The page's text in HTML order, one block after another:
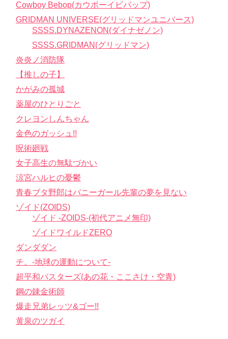
Cowboy Bebop(カウボーイビバップ)
GRIDMAN UNIVERSE(グリッドマンユニバース)
SSSS.DYNAZENON(ダイナゼノン)
SSSS.GRIDMAN(グリッドマン)
炎炎ノ消防隊
【推しの子】
かがみの孤城
薬屋のひとりごと
クレヨンしんちゃん
金色のガッシュ!!
呪術廻戦
女子高生の無駄づかい
涼宮ハルヒの憂鬱
青春ブタ野郎はバニーガール先輩の夢を見ない
ゾイド(ZOIDS)
ゾイド -ZOIDS-(初代アニメ無印)
ゾイドワイルドZERO
ダンダダン
チ。-地球の運動について-
超平和バスターズ(あの花・ここさけ・空青)
鋼の錬金術師
爆走兄弟レッツ&ゴー!!
黄泉のツガイ